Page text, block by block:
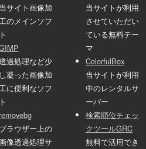
当サイト画像加
工のメインソフ
ト
過処理など少
し凝った画像加
工に便利なソフ
ト
removebg
ブラウザー上の
像透過処理サ
当サイトが利用
させていただい
ている無料テー
マ
ColorfulBox
当サイトが利用
中のレンタルサ
ーバー
検索順位チェッ
クツールGRC
無料で活用でき